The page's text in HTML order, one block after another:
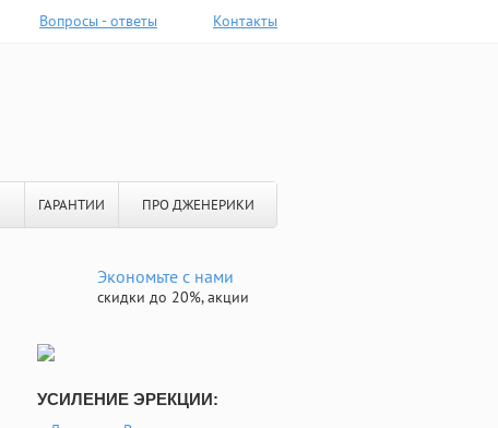
Вопросы - ответы Контакты
ГАРАНТИИ ПРО ДЖЕНЕРИКИ
Экономьте с нами
скидки до 20%, акции
УСИЛЕНИЕ ЭРЕКЦИИ: